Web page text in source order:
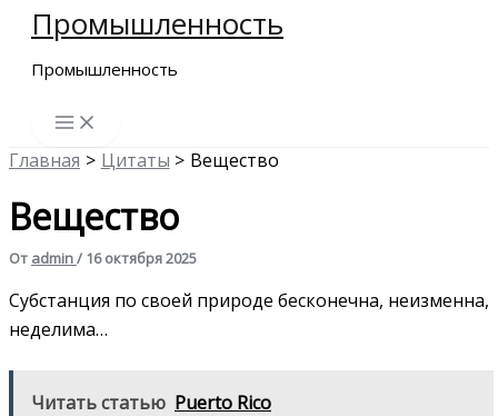
Перейти
содержимому
Промышленность
Промышленность
Главная Цитаты Вещество
Вещество
От admin/ 16 октября 2025
Субстанция по своей природе бесконечна, неизменна,
неделима…
Читать статью Puerto Rico